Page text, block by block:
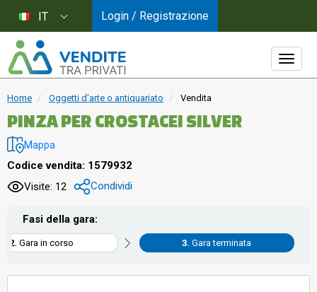
Home Oggetti d'arte o antiquariato Vendita
PINZA PER CROSTACEI SILVER
Mappa
Codice vendita: 1579932
Visite: 12
Condividi
Fasi della gara:
Gara in corso Gara terminata
IT Login / Registrazione